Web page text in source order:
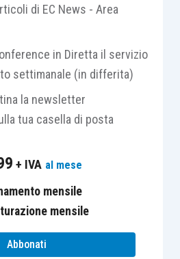
la salamoia, le conserve con
sono tutti sistemi di
ed elaborati dall’uomo per
anche in tempi di magra.
i più diffusi nelle nostre
oggi che, in sempre più
macchina del sottovuoto
sottovuoto richiede
viene bloccato il
e vengonomantenute
nutritive
di EC News - Area
in Diretta il servizio
settimanale (in differita)
la newsletter
tua casella di posta
+ IVA al mese
mensile
mensile
Abbonati